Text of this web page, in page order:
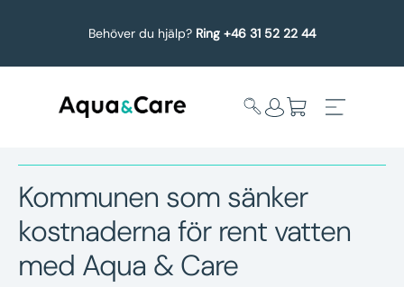
Behöver du hjälp? Ring +46 31 52 22 44
Affärsområden
undermeny
Köp reservdelar
Kommunen som sänker
kostnaderna för rent vatten
med Aqua & Care